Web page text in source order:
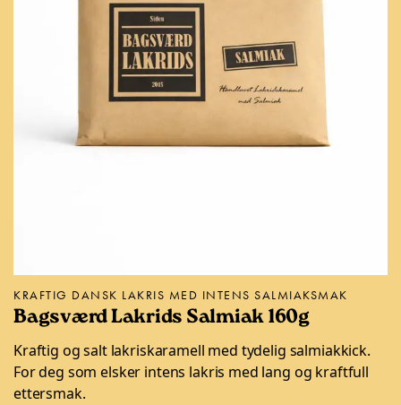
KRAFTIG DANSK LAKRIS MED INTENS SALMIAKSMAK
Bagsværd Lakrids Salmiak 160g
Kraftig og salt lakriskaramell med tydelig salmiakkick.
For deg som elsker intens lakris med lang og kraftfull
ettersmak.